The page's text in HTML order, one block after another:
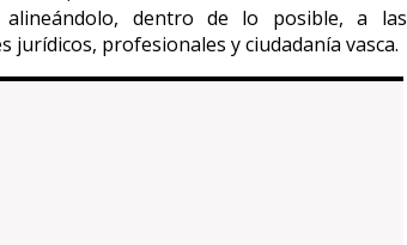
dentro de lo posible, a las
jurídicos, profesionales y ciudadanía vasca.